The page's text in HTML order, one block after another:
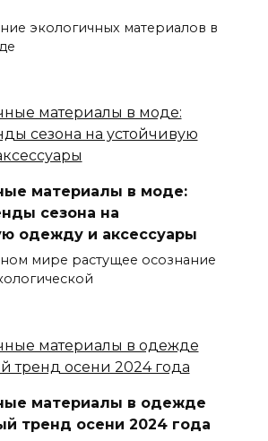
экологичных материалов в
материалы в моде:
сезона на
одежду и аксессуары
мире растущее осознание
материалы в одежде
тренд осени 2024 года